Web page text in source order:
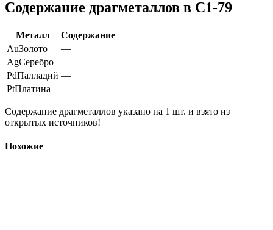
Содержание драгметаллов в С1-79
Металл
Содержание
AuЗолото
—
AgСеребро
—
PdПалладий —
PtПлатина —
Содержание драгметаллов указано на 1 шт. и взято из
открытых источников!
Похожие